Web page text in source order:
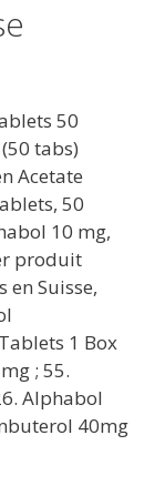
50
tabs)
Acetate
50
10 mg,
produit
en Suisse,
1 Box
; 55.
Alphabol
40mg